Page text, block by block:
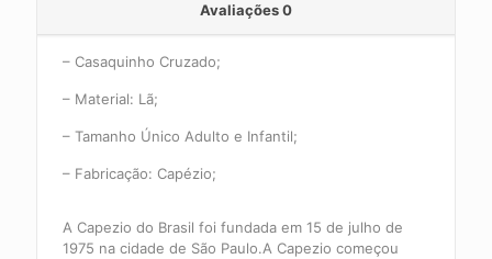
Avaliações0
– Casaquinho Cruzado;
– Material: Lã;
– Tamanho Único Adulto e Infantil;
– Fabricação: Capézio;
A Capezio do Brasil foi fundada em 15 de julho de
1975 na cidade de São Paulo.A Capezio começou